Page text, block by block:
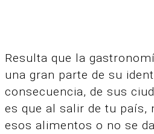
Resulta que la
una gran parte de su
consecuencia, de sus
es que al salir de tu país,
esos alimentos o no se